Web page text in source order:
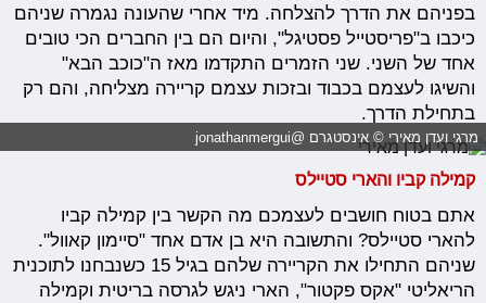
בפניהם את הדרך להצלחה. מיד אחרי שהעונה נגמרה שניהם
כיכבו ב"פריסטייל פסטיגל", והיום הם בין החברים הכי טובים
אחד של השני. שני הזמרים התקדמו מאז ה"כוכב הבא"
והשיגו לעצמם בכבוד ובזכות עצמם קריירה מצליחה, והם רק
בתחילת הדרך.
מרגי ועדן מאירי © אינסטגרם @jonathanmergui
קמילה קביו והארי סטיילס
אתם בטוח חושבים לעצמכם מה הקשר בין קמילה קביו
להארי סטיילס? והתשובה היא בן אדם אחד "סיימון קאוול".
שניהם התחילו את הקריירה שלהם בגיל 15 כשנבחנו לתוכנית
הריאליטי "אקס פקטור", הארי ניגש לגרסה בריטית וקמילה